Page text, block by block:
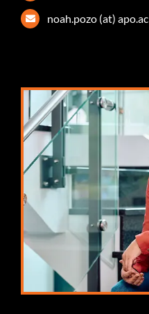
noah.pozo (at) apo.ac